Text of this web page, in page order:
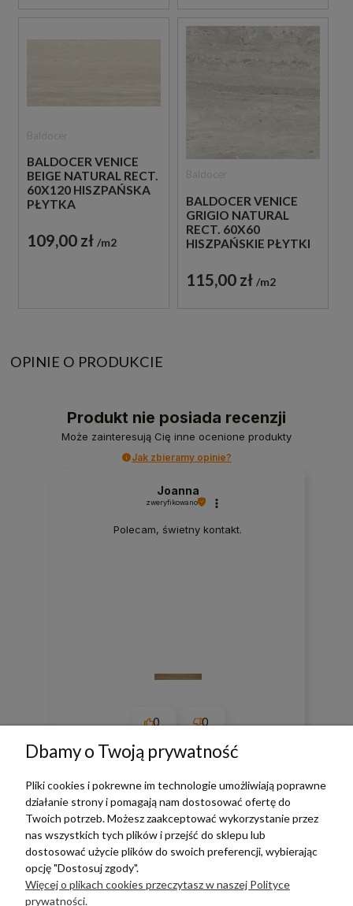
BALDOCER VENICE
BEIGE NATURAL RECT.
60X120 HISZPAŃSKA
PŁYTKA
IMITUJĄCA KAMIEŃ W
BEŻOWYM KOLORZE
109,00 zł m2
BALDOCER VENICE
GRIGIO NATURAL
RECT. 60X60
HISZPAŃSKIE PŁYTKI
ODCIENIU
115,00 zł m2
OPINIE O PRODUKCIE
Produkt nie posiada recenzji
Może zainteresują Cię inne ocenione produkty
Jak zbieramy opinie?
Joanna
zweryfikowano
Polecam, świetny kontakt.
0 0
w tym miesiącu
zebranych i zweryfikowanych przez
TERRADECO
Dbamy o Twoją prywatność
Pliki cookies i pokrewne im technologie umożliwiają poprawne
działanie strony i pomagają nam dostosować ofertę do
Twoich potrzeb. Możesz zaakceptować wykorzystanie przez
nas wszystkich tych plików i przejść do sklepu lub
dostosować użycie plików do swoich preferencji, wybierając
opcję "Dostosuj zgody".
Więcej o plikach cookies przeczytasz w naszej Polityce
prywatności.